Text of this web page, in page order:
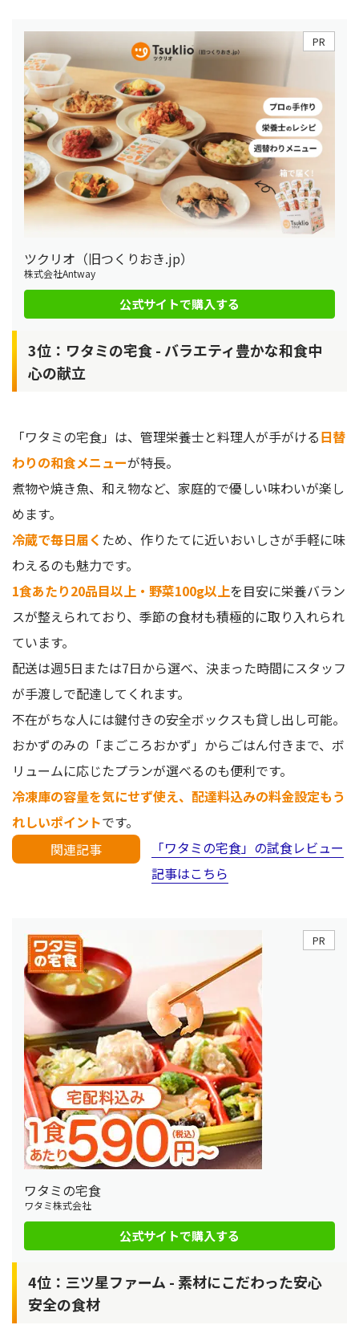
ツクリオ（旧つくりおき.jp）
株式会社Antway
公式サイトで購入する
PR
3位：ワタミの宅食 - バラエティ豊かな和食中
心の献立
「ワタミの宅食」は、管理栄養士と料理人が手がける日替
わりの和食メニューが特長。
煮物や焼き魚、和え物など、家庭的で優しい味わいが楽し
めます。
冷蔵で毎日届く ため、作りたてに近いおいしさが手軽に味
わえるのも魅力です。
1食あたり20品目以上・野菜100g以上を目安に栄養バラン
スが整えられており、季節の食材も積極的に取り入れられ
ています。
配送は週5日または7日から選べ、決まった時間にスタッフ
が手渡しで配達してくれます。
不在がちな人には鍵付きの安全ボックスも貸し出し可能。
おかずのみの「まごころおかず」からごはん付きまで、ボ
リュームに応じたプランが選べるのも便利です。
冷凍庫の容量を気にせず使え、配達料込みの料金設定もう
れしいポイントです。
関連記事
「ワタミの宅食」の試食レビュー
記事はこちら
ワタミの宅食
ワタミ株式会社
公式サイトで購入する
PR
4位：三ツ星ファーム - 素材にこだわった安心
安全の食材